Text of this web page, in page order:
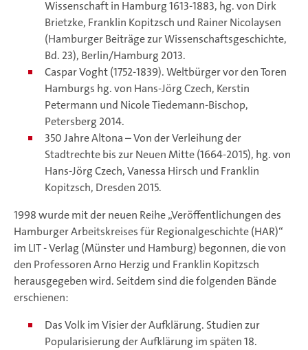
Wissenschaft in Hamburg 1613-1883, hg. von Dirk
Brietzke, Franklin Kopitzsch und Rainer Nicolaysen
(Hamburger Beiträge zur Wissenschaftsgeschichte,
Bd. 23), Berlin/Hamburg 2013.
Caspar Voght (1752-1839). Weltbürger vor den Toren
Hamburgs hg. von Hans-Jörg Czech, Kerstin
Petermann und Nicole Tiedemann-Bischop,
Petersberg 2014.
350 Jahre Altona – Von der Verleihung der
Stadtrechte bis zur Neuen Mitte (1664-2015), hg. von
Hans-Jörg Czech, Vanessa Hirsch und Franklin
Kopitzsch, Dresden 2015.
1998 wurde mit der neuen Reihe „Veröffentlichungen des
Hamburger Arbeitskreises für Regionalgeschichte (HAR)“
im LIT - Verlag (Münster und Hamburg) begonnen, die von
den Professoren Arno Herzig und Franklin Kopitzsch
herausgegeben wird. Seitdem sind die folgenden Bände
erschienen:
Das Volk im Visier der Aufklärung. Studien zur
Popularisierung der Aufklärung im späten 18.